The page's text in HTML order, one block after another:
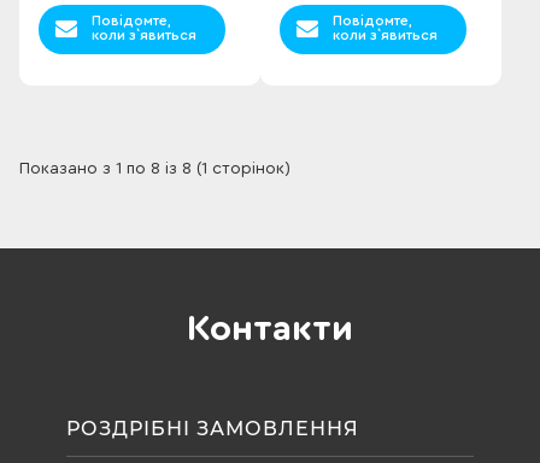
Повідомте,
коли з`явиться
Повідомте,
коли з`явиться
Показано з 1 по 8 із 8 (1 сторінок)
Контакти
РОЗДРІБНІ ЗАМОВЛЕННЯ